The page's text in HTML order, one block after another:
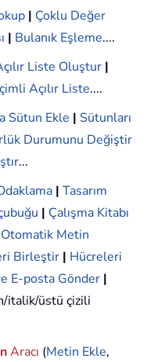
| Çoklu Değer
| Bulanık Eşleme....
Liste Oluştur |
Açılır Liste....
Sütun Ekle | Sütunları
Durumunu Değiştir
...
| Tasarım
| Çalışma Kitabı
Otomatik Metin
Birleştir | Hücreleri
E-posta Gönder |
italik/üstü çizili
Aracı (Metin Ekle,